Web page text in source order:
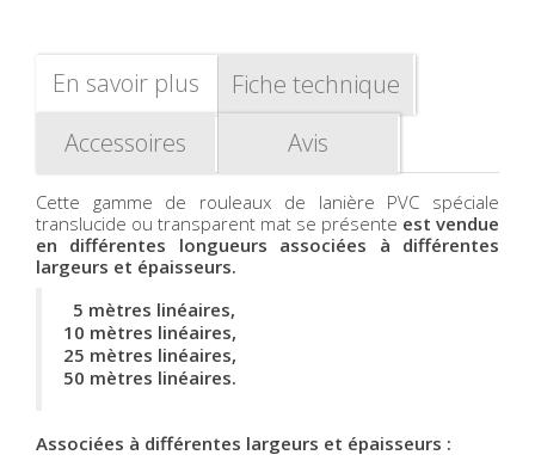
En savoir plus
Fiche technique
Accessoires
Avis
Cette gamme de rouleaux de lanière PVC spéciale
translucide ou transparent mat se présente est vendue
en différentes longueurs associées à différentes
largeurs et épaisseurs.
5 mètres linéaires,
10 mètres linéaires,
25 mètres linéaires,
50 mètres linéaires.
Associées à différentes largeurs et épaisseurs :